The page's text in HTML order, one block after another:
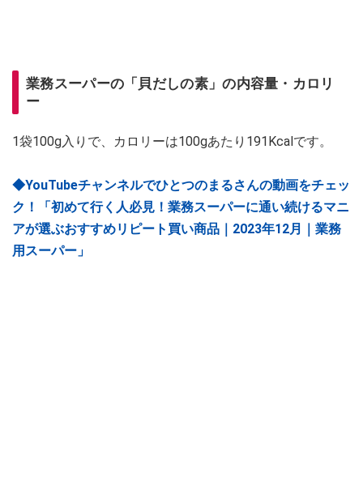
業務スーパーの「貝だしの素」の内容量・カロリ
ー
1袋100g入りで、カロリーは100gあたり191Kcalです。
◆YouTubeチャンネルでひとつのまるさんの動画をチェッ
ク！「初めて行く人必見！業務スーパーに通い続けるマニ
アが選ぶおすすめリピート買い商品｜2023年12月｜業務
用スーパー」